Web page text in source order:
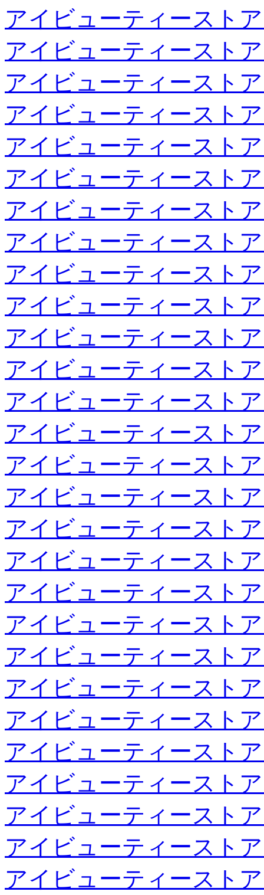
アイビューティースト
アイビューティースト
アイビューティースト
アイビューティースト
アイビューティースト
アイビューティースト
アイビューティースト
アイビューティースト
アイビューティースト
アイビューティースト
アイビューティースト
アイビューティースト
アイビューティースト
アイビューティースト
アイビューティースト
アイビューティースト
アイビューティースト
アイビューティースト
アイビューティースト
アイビューティースト
アイビューティースト
アイビューティースト
アイビューティースト
アイビューティースト
アイビューティースト
アイビューティースト
アイビューティースト
アイビューティースト